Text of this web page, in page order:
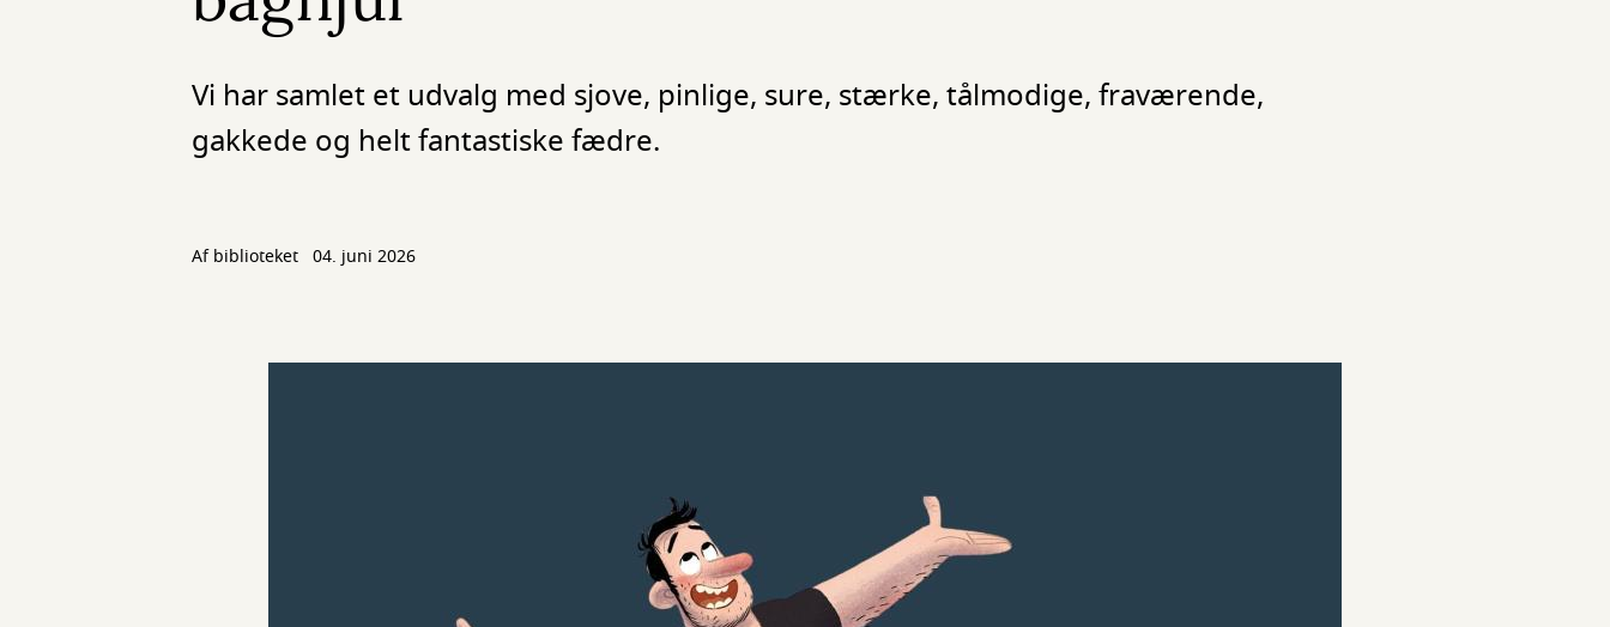
Vi har samlet et udvalg med sjove, pinlige, sure, stærke, tålmodige, fraværende,
gakkede og helt fantastiske fædre.
Af biblioteket 04. juni 2026